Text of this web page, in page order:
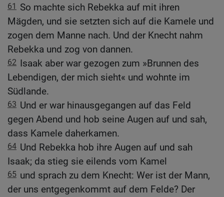
61
So machte sich Rebekka auf mit ihren
Mägden, und sie setzten sich auf die Kamele und
zogen dem Manne nach. Und der Knecht nahm
Rebekka und zog von dannen.
62 Isaak aber war gezogen zum »Brunnen des
Lebendigen, der mich sieht« und wohnte im
Südlande.
63 Und er war hinausgegangen auf das Feld
gegen Abend und hob seine Augen auf und sah,
dass Kamele daherkamen.
64 Und Rebekka hob ihre Augen auf und sah
Isaak; da stieg sie eilends vom Kamel
65 und sprach zu dem Knecht: Wer ist der Mann,
der uns entgegenkommt auf dem Felde? Der